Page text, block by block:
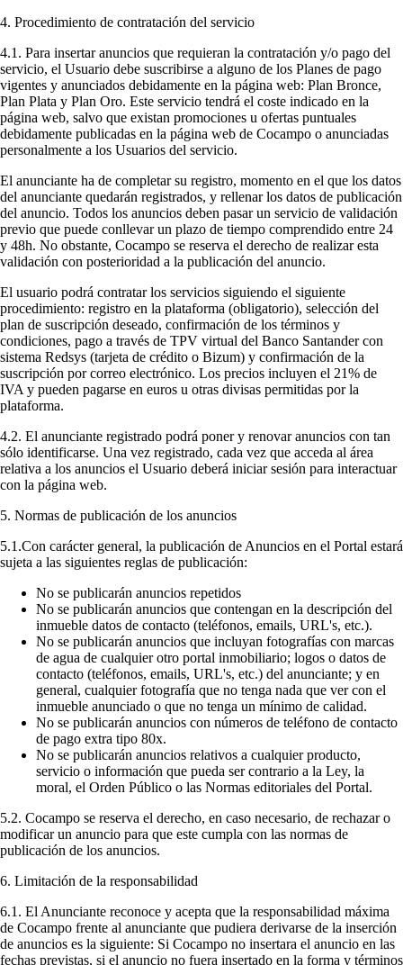
4. Procedimiento de contratación del servicio
4.1. Para insertar anuncios que requieran la contratación y/o pago del
servicio, el Usuario debe suscribirse a alguno de los Planes de pago
vigentes y anunciados debidamente en la página web: Plan Bronce,
Plan Plata y Plan Oro. Este servicio tendrá el coste indicado en la
página web, salvo que existan promociones u ofertas puntuales
debidamente publicadas en la página web de Cocampo o anunciadas
personalmente a los Usuarios del servicio.
El anunciante ha de completar su registro, momento en el que los datos
del anunciante quedarán registrados, y rellenar los datos de publicación
del anuncio. Todos los anuncios deben pasar un servicio de validación
previo que puede conllevar un plazo de tiempo comprendido entre 24
y 48h. No obstante, Cocampo se reserva el derecho de realizar esta
validación con posterioridad a la publicación del anuncio.
El usuario podrá contratar los servicios siguiendo el siguiente
procedimiento: registro en la plataforma (obligatorio), selección del
plan de suscripción deseado, confirmación de los términos y
condiciones, pago a través de TPV virtual del Banco Santander con
sistema Redsys (tarjeta de crédito o Bizum) y confirmación de la
suscripción por correo electrónico. Los precios incluyen el 21% de
IVA y pueden pagarse en euros u otras divisas permitidas por la
plataforma.
4.2. El anunciante registrado podrá poner y renovar anuncios con tan
sólo identificarse. Una vez registrado, cada vez que acceda al área
relativa a los anuncios el Usuario deberá iniciar sesión para interactuar
con la página web.
5. Normas de publicación de los anuncios
5.1.Con carácter general, la publicación de Anuncios en el Portal estará
sujeta a las siguientes reglas de publicación:
No se publicarán anuncios repetidos
No se publicarán anuncios que contengan en la descripción del
inmueble datos de contacto (teléfonos, emails, URL's, etc.).
No se publicarán anuncios que incluyan fotografías con marcas
de agua de cualquier otro portal inmobiliario; logos o datos de
contacto (teléfonos, emails, URL's, etc.) del anunciante; y en
general, cualquier fotografía que no tenga nada que ver con el
inmueble anunciado o que no tenga un mínimo de calidad.
No se publicarán anuncios con números de teléfono de contacto
de pago extra tipo 80x.
No se publicarán anuncios relativos a cualquier producto,
servicio o información que pueda ser contrario a la Ley, la
moral, el Orden Público o las Normas editoriales del Portal.
5.2. Cocampo se reserva el derecho, en caso necesario, de rechazar o
modificar un anuncio para que este cumpla con las normas de
publicación de los anuncios.
6. Limitación de la responsabilidad
6.1. El Anunciante reconoce y acepta que la responsabilidad máxima
de Cocampo frente al anunciante que pudiera derivarse de la inserción
de anuncios es la siguiente: Si Cocampo no insertara el anuncio en las
fechas previstas, si el anuncio no fuera insertado en la forma y términos